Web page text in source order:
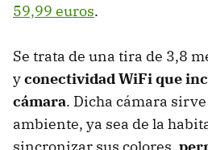
59,99 euros.
Se trata de una tira de 3,8
yconectividad WiFi que
cámara. Dicha cámara
ambiente, ya sea de la
sincronizar sus colores,